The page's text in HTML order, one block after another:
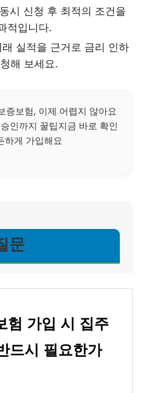
시 신청 후 최적의 조건을
적입니다.
래 실적을 근거로 금리 인하
해 보세요.
증보험, 이제 어렵지 않아요
인까지 꿀팁지금 바로 확인
하게 가입해요
문
험 가입 시 집주
드시 필요한가